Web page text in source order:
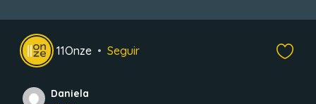
11Onze Seguir
Daniela